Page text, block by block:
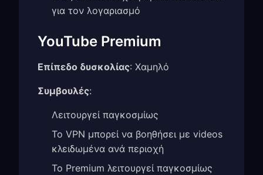
για τον λογαριασμό
YouTube Premium
Επίπεδο δυσκολίας: Χαμηλό
Συμβουλές:
Λειτουργεί παγκοσμίως
Το VPN μπορεί να βοηθήσει με videos
κλειδωμένα ανά περιοχή
Το Premium λειτουργεί παγκοσμίως